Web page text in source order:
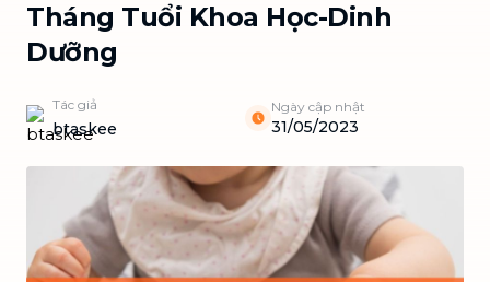
Tháng Tuổi Khoa Học-Dinh
Dưỡng
Tác giả
btaskee
Ngày cập nhật
31/05/2023